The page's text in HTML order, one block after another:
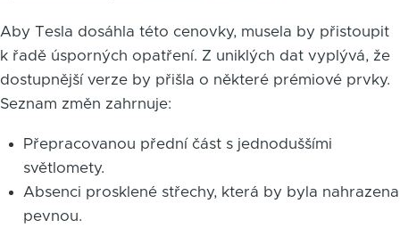
Aby Tesla dosáhla této cenovky, musela by přistoupit
k řadě úsporných opatření. Z uniklých dat vyplývá, že
dostupnější verze by přišla o některé prémiové prvky.
Seznam změn zahrnuje:
Přepracovanou přední část s jednoduššími
světlomety.
Absenci prosklené střechy, která by byla nahrazena
pevnou.